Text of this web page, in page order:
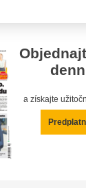
a získajte